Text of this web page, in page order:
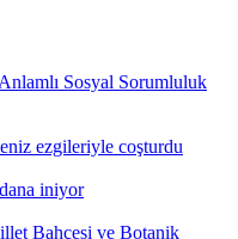
Sosyal Sorumluluk
ezgileriyle coşturdu
iniyor
Bahçesi ve Botanik